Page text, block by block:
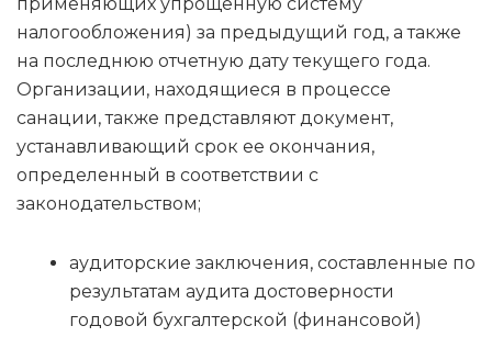
налогообложения) за предыдущий год, а также
на последнюю отчетную дату текущего года.
Организации, находящиеся в процессе
санации, также представляют документ,
устанавливающий срок ее окончания,
определенный в соответствии с
законодательством;
аудиторские заключения, составленные по
результатам аудита достоверности
годовой бухгалтерской (финансовой)